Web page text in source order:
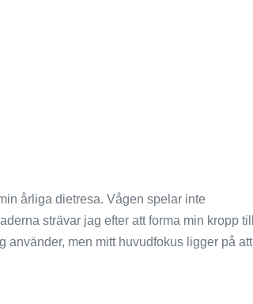
årliga dietresa. Vågen spelar inte
strävar jag efter att forma min kropp till
använder, men mitt huvudfokus ligger på att